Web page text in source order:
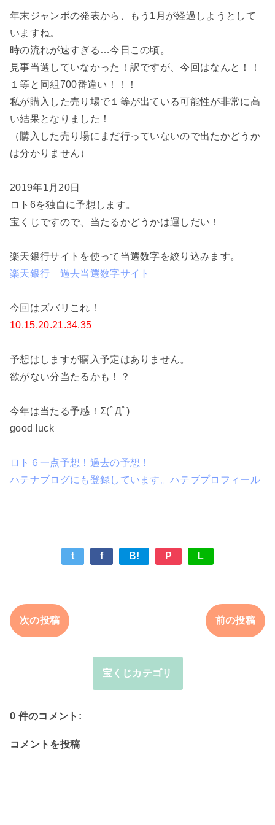
年末ジャンボの発表から、もう1月が経過しようとして
いますね。
時の流れが速すぎる…今日この頃。
見事当選していなかった！訳ですが、今回はなんと！！
１等と同組700番違い！！！
私が購入した売り場で１等が出ている可能性が非常に高
い結果となりました！
（購入した売り場にまだ行っていないので出たかどうか
は分かりません）
2019年1月20日
ロト6を独自に予想します。
宝くじですので、当たるかどうかは運しだい！
楽天銀行サイトを使って当選数字を絞り込みます。
楽天銀行 過去当選数字サイト
今回はズバリこれ！
10.15.20.21.34.35
予想はしますが購入予定はありません。
欲がない分当たるかも！？
今年は当たる予感！Σ(ﾟДﾟ)
good luck
ロト６一点予想！過去の予想！
ハテナブログにも登録しています。ハテブプロフィール
t f B! P L
次の投稿 前の投稿
宝くじカテゴリ
0 件のコメント:
コメントを投稿